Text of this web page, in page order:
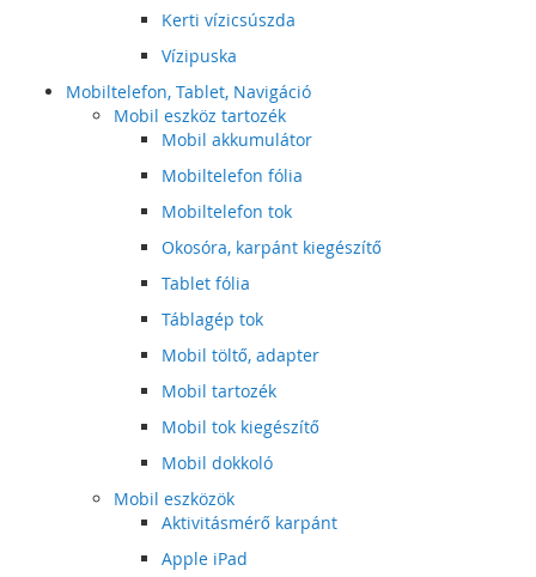
Kerti vízicsúszda
Vízipuska
Mobiltelefon, Tablet, Navigáció
Mobil eszköz tartozék
Mobil akkumulátor
Mobiltelefon fólia
Mobiltelefon tok
Okosóra, karpánt kiegészítő
Tablet fólia
Táblagép tok
Mobil töltő, adapter
Mobil tartozék
Mobil tok kiegészítő
Mobil dokkoló
Mobil eszközök
Aktivitásmérő karpánt
Apple iPad